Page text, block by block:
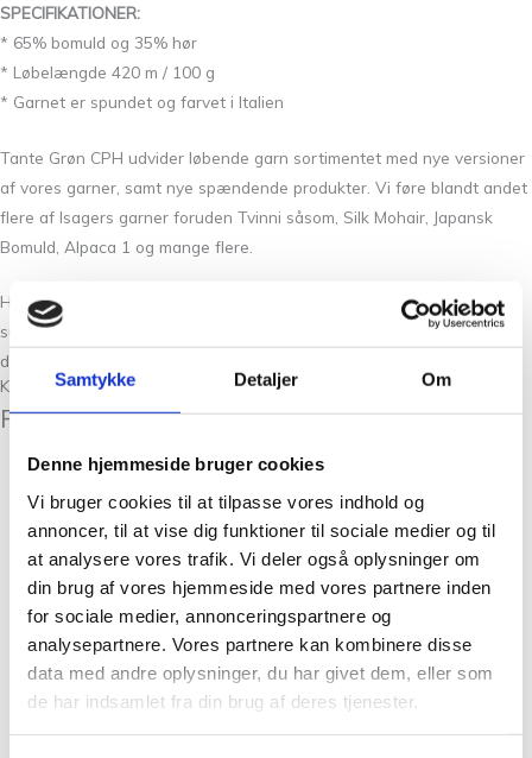
Samtykke Detaljer Om
Denne hjemmeside bruger cookies
Vi bruger cookies til at tilpasse vores indhold og
annoncer, til at vise dig funktioner til sociale medier og til
at analysere vores trafik. Vi deler også oplysninger om
din brug af vores hjemmeside med vores partnere inden
for sociale medier, annonceringspartnere og
analysepartnere. Vores partnere kan kombinere disse
data med andre oplysninger, du har givet dem, eller som
de har indsamlet fra din brug af deres tjenester.
SPECIFIKATIONER:
* 65% bomuld og 35% hør
* Løbelængde 420 m / 100 g
* Garnet er spundet og farvet i Italien
Tante Grøn CPH udvider løbende garn sortimentet med nye versioner
af vores garner, samt nye spændende produkter. Vi føre blandt andet
flere af Isagers garner foruden Tvinni såsom, Silk Mohair, Japansk
Bomuld, Alpaca 1 og mange flere.
Hvis du ikke fandt den rigtige garn kvalitet har vi altid flere
substitutter at vælge imellem. Det kan være svært at vælge netop
den rigtige farve, så tag dig god tid og spørg os endelig til råds.
Kunder købte også
Relaterede varer
Udsolgt
CaMaRose Økologisk
Sommeruld i 100% økologisk
uld
Økologisk
Sommeruld 2029